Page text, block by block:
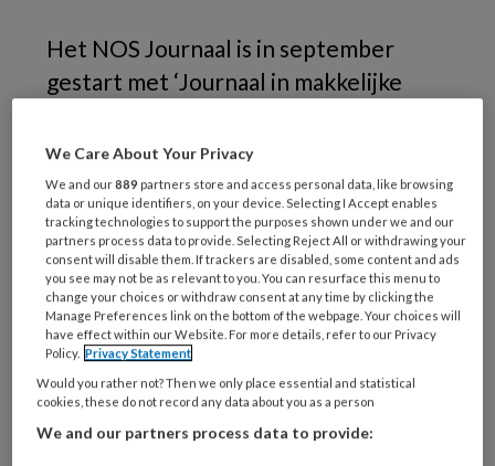
Het NOS Journaal is in september
gestart met ‘Journaal in makkelijke
miljoen mensen in ons land hebben
moeite met de Nederlandse taal. Iets
om rekening te houden.
PREMIUM
Bekijk de mogelijkheden
We Care About Your Privacy
We and our889 partners store and access personal data, like browsing
data or unique identifiers, on your device. Selecting I Accept enables
tracking technologies to support the purposes shown under we and our
partners process data to provide. Selecting Reject All or withdrawing your
consent will disable them. If trackers are disabled, some content and ads
you see may not be as relevant to you. You can resurface this menu to
change your choices or withdraw consent at any time by clicking the
Manage Preferences link on the bottom of the webpage. Your choices will
have effect within our Website. For more details, refer to our Privacy
Policy. Privacy Statement
Would you rather not? Then we only place essential and statistical
cookies, these do not record any data about you as a person
We and our partners process data to provide: